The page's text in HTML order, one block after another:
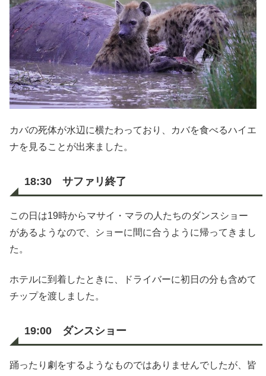
カバの死体が水辺に横たわっており、カバを食べるハイエ
ナを見ることが出来ました。
18:30 サファリ終了
この日は19時からマサイ・マラの人たちのダンスショー
があるようなので、ショーに間に合うように帰ってきまし
た。
ホテルに到着したときに、ドライバーに初日の分も含めて
チップを渡しました。
19:00 ダンスショー
踊ったり劇をするようなものではありませんでしたが、皆